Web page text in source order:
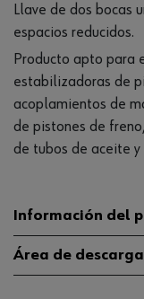
Llave de dos bocas
espacios reducidos.
Producto apto para
estabilizadoras de
acoplamientos de
de pistones de
de tubos de aceite
Información del
Longitud
Área de